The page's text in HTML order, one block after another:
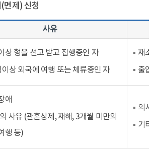
면제) 신청
사유
상 형을 선고 받고 집행중인 자
상 외국에 여행 또는 체류중인 자
재
출
애
사유 (관혼상제, 재해, 3개월 미만의
행 등)
의
기